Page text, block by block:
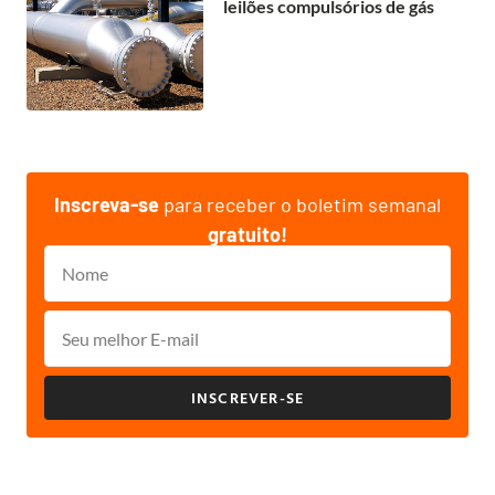
leilões compulsórios de gás
Inscreva-se para receber o boletim semanal
gratuito!
INSCREVER-SE